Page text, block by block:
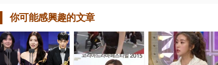
你可能感興趣的文章